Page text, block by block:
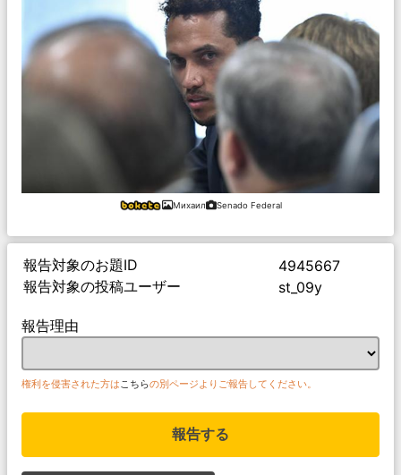
Михаил Senado Federal
報告対象のお題ID
4945667
報告対象の投稿ユーザー
st_09y
報告理由
権利を侵害された方は こちらの別ページよりご報告してください。
報告する